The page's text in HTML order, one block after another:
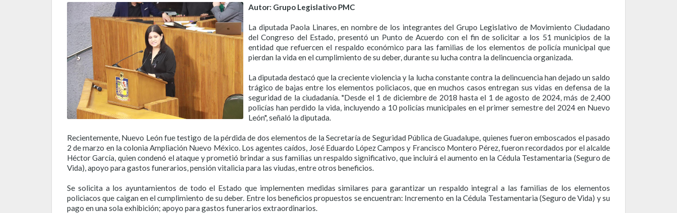
Autor: Grupo Legislativo PMC
La diputada Paola Linares, en nombre de los integrantes del Grupo Legislativo de Movimiento Ciudadano
del Congreso del Estado, presentó un Punto de Acuerdo con el fin de solicitar a los 51 municipios de la
entidad que refuercen el respaldo económico para las familias de los elementos de policía municipal que
pierdan la vida en el cumplimiento de su deber, durante su lucha contra la delincuencia organizada.
La diputada destacó que la creciente violencia y la lucha constante contra la delincuencia han dejado un saldo
trágico de bajas entre los elementos policiacos, que en muchos casos entregan sus vidas en defensa de la
seguridad de la ciudadanía. "Desde el 1 de diciembre de 2018 hasta el 1 de agosto de 2024, más de 2,400
policías han perdido la vida, incluyendo a 10 policías municipales en el primer semestre del 2024 en Nuevo
León", señaló la diputada.
Recientemente, Nuevo León fue testigo de la pérdida de dos elementos de la Secretaría de Seguridad Pública de Guadalupe, quienes fueron emboscados el pasado
2 de marzo en la colonia Ampliación Nuevo México. Los agentes caídos, José Eduardo López Campos y Francisco Montero Pérez, fueron recordados por el alcalde
Héctor García, quien condenó el ataque y prometió brindar a sus familias un respaldo significativo, que incluirá el aumento en la Cédula Testamentaria (Seguro de
Vida), apoyo para gastos funerarios, pensión vitalicia para las viudas, entre otros beneficios.
Se solicita a los ayuntamientos de todo el Estado que implementen medidas similares para garantizar un respaldo integral a las familias de los elementos
policiacos que caigan en el cumplimiento de su deber. Entre los beneficios propuestos se encuentran: Incremento en la Cédula Testamentaria (Seguro de Vida) y su
pago en una sola exhibición; apoyo para gastos funerarios extraordinarios.